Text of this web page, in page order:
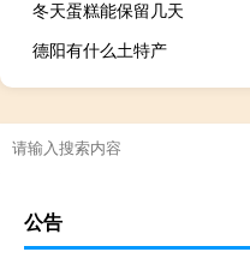
冬天蛋糕能保留几天
德阳有什么土特产
公告